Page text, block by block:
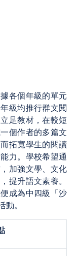
各個年級的單元
級均推行群文閱
足教材，在較短
個作者的多篇文
拓寬學生的閱讀
力。學校希望通
加強文學、文化
提升語文素養。
成為中四級「沙
。